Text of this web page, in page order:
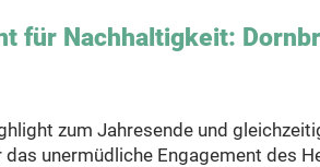
für Nachhaltigkeit:
zum Jahresende und
unermüdliche Engagement des